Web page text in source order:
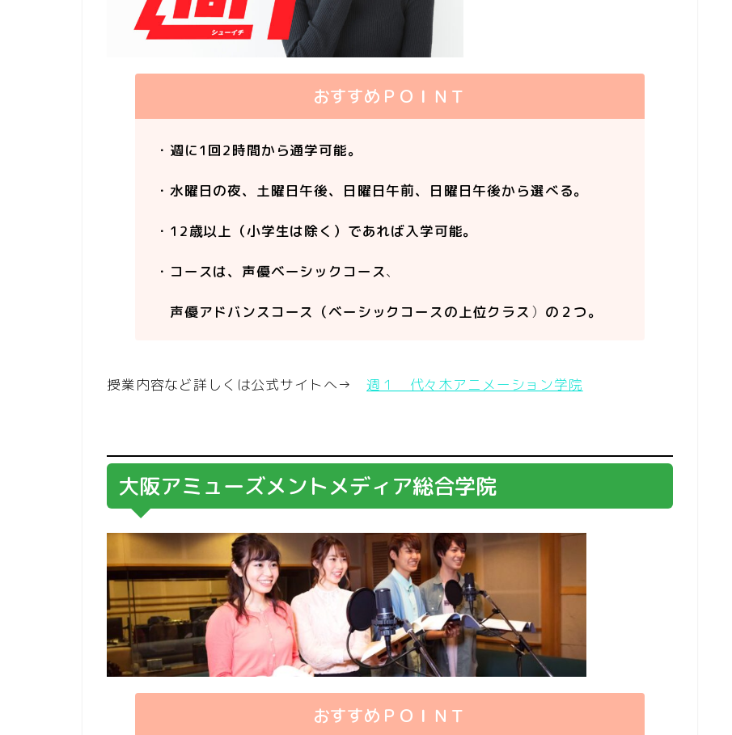
おすすめＰＯＩＮＴ
・週に1回2時間から通学可能。
・水曜日の夜、土曜日午後、日曜日午前、日曜日午後から選べる。
・12歳以上（小学生は除く）であれば入学可能。
・コースは、声優ベーシックコース、
声優アドバンスコース（ベーシックコースの上位クラス ） の２つ。
授業内容など詳しくは公式サイトへ→週１ 代々木アニメーション学院
大阪アミューズメントメディア総合学院
おすすめＰＯＩＮＴ